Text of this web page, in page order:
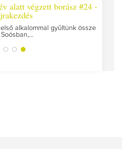
alatt végzett borász #24 -
alkalommal gyűltünk össze